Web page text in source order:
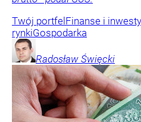
Twój portfelFinanse i
rynkiGospodarka
Radosław Święcki